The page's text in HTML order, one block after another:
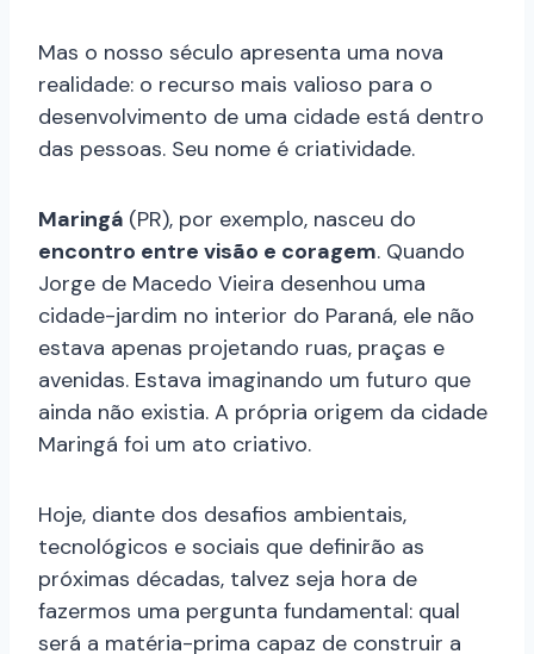
Mas o nosso século apresenta uma nova
realidade: o recurso mais valioso para o
desenvolvimento de uma cidade está dentro
das pessoas. Seu nome é criatividade.
Maringá (PR), por exemplo, nasceu do
encontro entre visão e coragem. Quando
Jorge de Macedo Vieira desenhou uma
cidade-jardim no interior do Paraná, ele não
estava apenas projetando ruas, praças e
avenidas. Estava imaginando um futuro que
ainda não existia. A própria origem da cidade
Maringá foi um ato criativo.
Hoje, diante dos desafios ambientais,
tecnológicos e sociais que definirão as
próximas décadas, talvez seja hora de
fazermos uma pergunta fundamental: qual
será a matéria-prima capaz de construir a